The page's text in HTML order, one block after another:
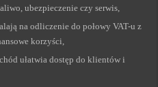
ubezpieczenie czy serwis,
na odliczenie do połowy VAT-u z
korzyści,
ułatwia dostęp do klientów i